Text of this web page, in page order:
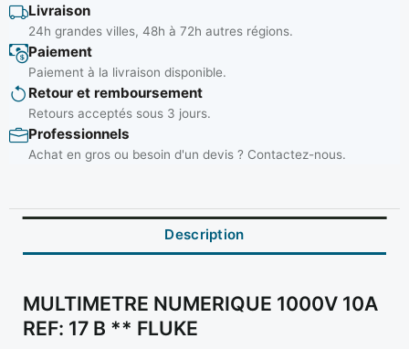
Livraison
24h grandes villes, 48h à 72h autres régions.
Paiement
Paiement à la livraison disponible.
Retour et remboursement
Retours acceptés sous 3 jours.
Professionnels
Achat en gros ou besoin d'un devis ? Contactez-nous.
Description
MULTIMETRE NUMERIQUE 1000V 10A
REF: 17 B ** FLUKE